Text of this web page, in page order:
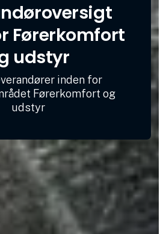
Førerkomfort
udstyr
inden for
Førerkomfort og
udstyr